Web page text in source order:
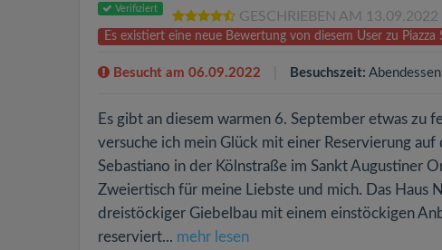
Verifiziert
GESCHRIEBEN AM 13.09.2022
Es existiert eine neue Bewertung von diesem User zu Piazza
Besucht am 06.09.2022 Besuchszeit: Abendessen
Es gibt an diesem warmen 6. September etwas zu
versuche ich mein Glück mit einer Reservierung
Sebastiano in der Kölnstraße im Sankt Augustiner
Zweiertisch für meine Liebste und mich. Das Haus
dreistöckiger Giebelbau mit einem einstöckigen
reserviert... mehr lesen